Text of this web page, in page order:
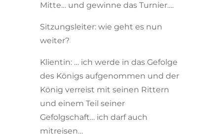
Mitte… und gewinne das Turnier….
Sitzungsleiter: wie geht es nun
weiter?
Klientin: … ich werde in das Gefolge
des Königs aufgenommen und der
König verreist mit seinen Rittern
und einem Teil seiner
Gefolgschaft… ich darf auch
mitreisen…